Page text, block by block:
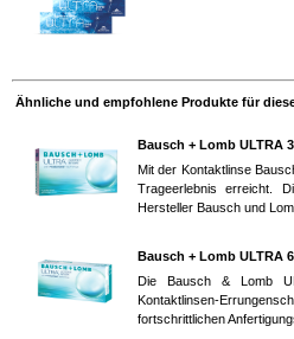
Ähnliche und empfohlene Produkte für
Bausch + Lomb ULTRA
Mit der Kontaktlinse
Trageerlebnis erreicht.
Hersteller Bausch und
Bausch + Lomb ULTRA
Die Bausch & Lomb
Kontaktlinsen-
fortschrittlichen